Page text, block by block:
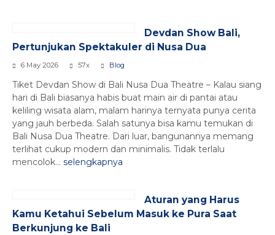
Devdan Show Bali,
Pertunjukan Spektakuler di Nusa Dua
6 May 2026 57x Blog
Tiket Devdan Show di Bali Nusa Dua Theatre – Kalau siang
hari di Bali biasanya habis buat main air di pantai atau
keliling wisata alam, malam harinya ternyata punya cerita
yang jauh berbeda. Salah satunya bisa kamu temukan di
Bali Nusa Dua Theatre. Dari luar, bangunannya memang
terlihat cukup modern dan minimalis. Tidak terlalu
mencolok... selengkapnya
Aturan yang Harus
Kamu Ketahui Sebelum Masuk ke Pura Saat
Berkunjung ke Bali